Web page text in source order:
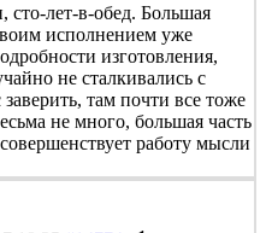
сто-лет-в-обед. Большая
исполнением уже
изготовления,
не сталкивались с
там почти все тоже
не много, большая часть
работу мысли